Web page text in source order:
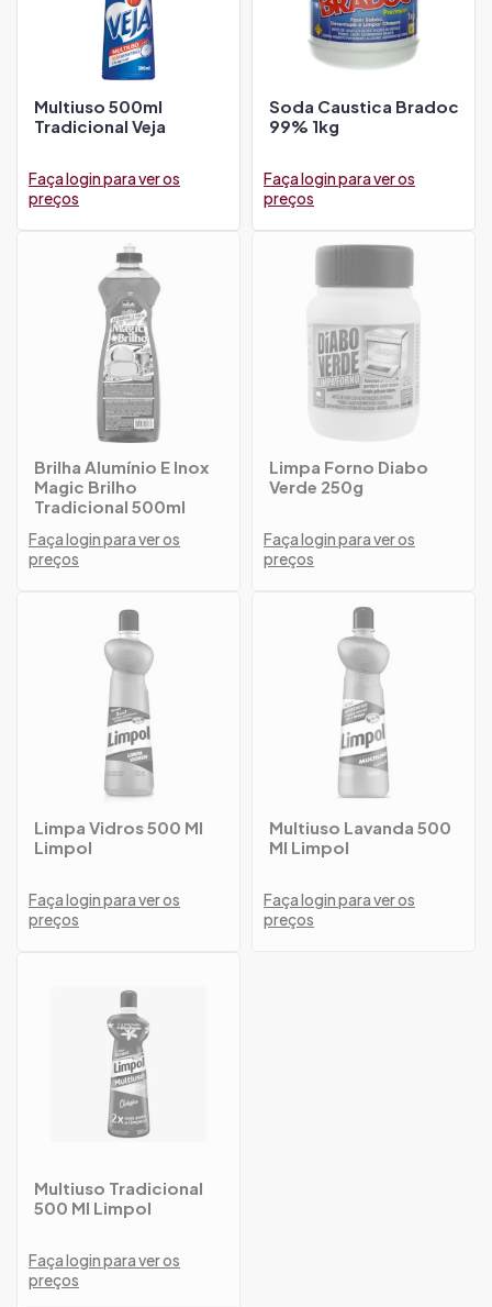
Multiuso 500ml
Tradicional Veja
Faça login para ver os
preços
Soda Caustica Bradoc
99% 1kg
Faça login para ver os
preços
Brilha Alumínio E Inox
Magic Brilho
Tradicional 500ml
Faça login para ver os
preços
Limpa Forno Diabo
Verde 250g
Faça login para ver os
preços
Limpa Vidros 500 Ml
Limpol
Faça login para ver os
preços
Multiuso Lavanda 500
Ml Limpol
Faça login para ver os
preços
Multiuso Tradicional
500 Ml Limpol
Faça login para ver os
preços